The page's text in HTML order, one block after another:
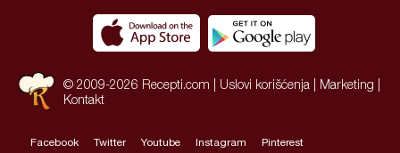
© 2009-2026 Recepti.com | Uslovi korišćenja Marketing
Kontakt
Facebook Twitter Youtube Instagram Pinterest